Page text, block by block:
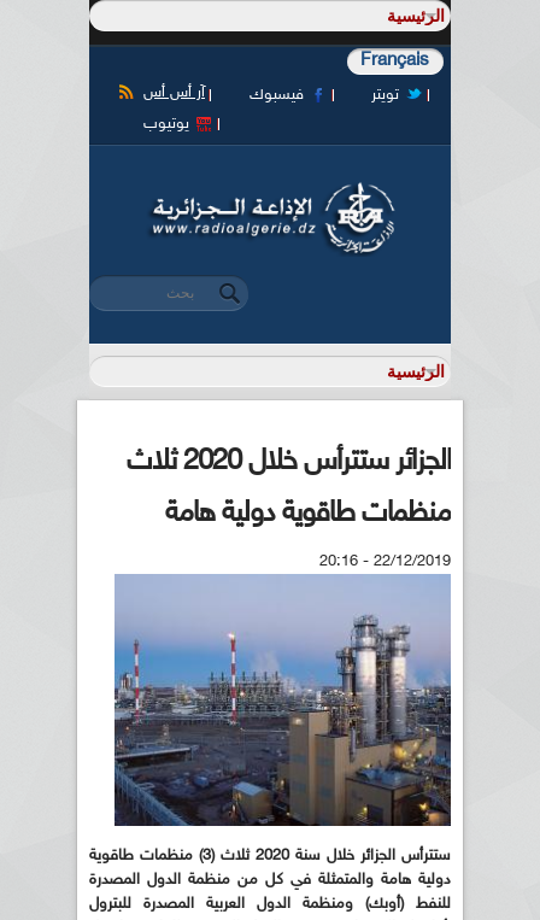
Français
آر أس أس فيسبوك
تويتر
يوتيوب
استمارة البحث
‏بحث ‏
الجزائر ستترأس خلال 2020 ثلاث
منظمات طاقوية دولية هامة
22/12/2019 - 20:16
ستترأس الجزائر خلال سنة 2020 ثلاث (3) منظمات طاقوية
دولية هامة والمتمثلة في كل من منظمة الدول المصدرة
للنفط (أوبك) ومنظمة الدول العربية المصدرة للبترول